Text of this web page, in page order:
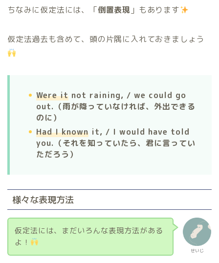
ちなみに仮定法には、「倒置表現 」もあります
仮定法過去も含めて、頭の片隅に入れておきましょう
Were it not raining, / we could go
out.（雨が降っていなければ、外出できる
のに）
Had I known it, / I would have told
you.（それを知っていたら、君に言ってい
ただろう）
様々な表現方法
せいじ
仮定法には、まだいろんな表現方法がある
よ！